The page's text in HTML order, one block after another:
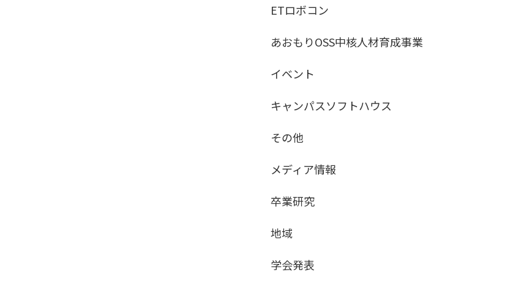
ETロボコン
あおもりOSS中核人材育成事業
イベント
キャンパスソフトハウス
その他
メディア情報
卒業研究
地域
学会発表